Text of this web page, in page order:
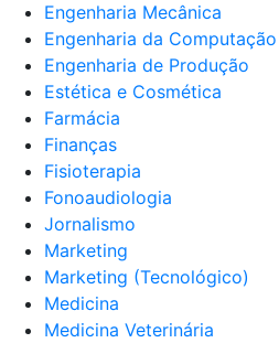
Engenharia Mecânica
Engenharia da Computação
Engenharia de Produção
Estética e Cosmética
Farmácia
Finanças
Fisioterapia
Fonoaudiologia
Jornalismo
Marketing
Marketing (Tecnológico)
Medicina
Medicina Veterinária